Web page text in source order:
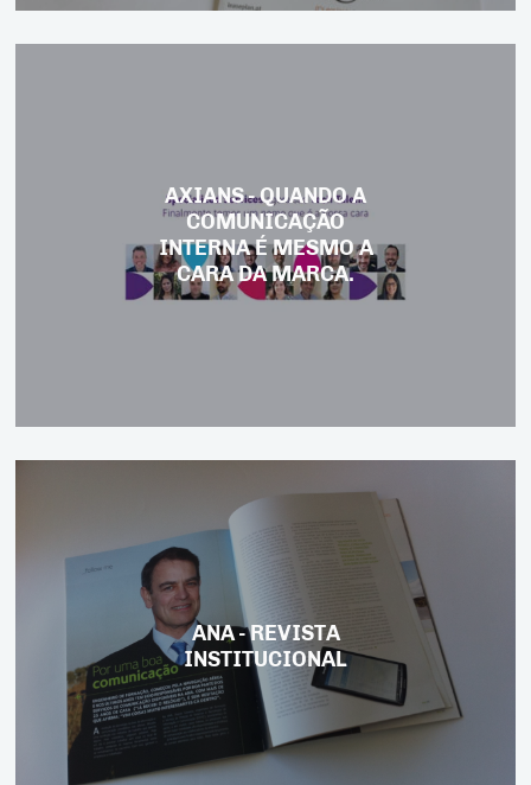
AXIANS - QUANDO A
COMUNICAÇÃO
INTERNA É MESMO A
CARA DA MARCA.
ANA - REVISTA
INSTITUCIONAL